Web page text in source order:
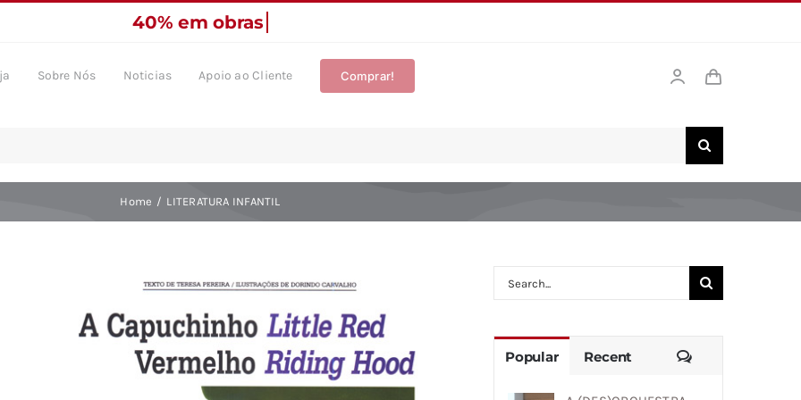
Sobre Nós Noticias Apoio ao Cliente Comprar!
Home LITERATURA INFANTIL
Search
Popular Recent Comments